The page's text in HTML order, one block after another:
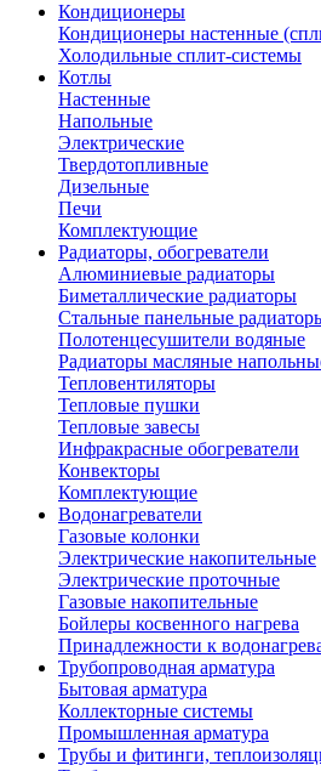
Кондиционеры
Кондиционеры настенные
Холодильные сплит-системы
Котлы
Настенные
Напольные
Электрические
Твердотопливные
Дизельные
Печи
Комплектующие
Радиаторы, обогреватели
Алюминиевые радиаторы
Биметаллические радиаторы
Стальные панельные
Полотенцесушители водяные
Радиаторы масляные
Тепловентиляторы
Тепловые пушки
Тепловые завесы
Инфракрасные обогреватели
Конвекторы
Комплектующие
Водонагреватели
Газовые колонки
Электрические накопительные
Электрические проточные
Газовые накопительные
Бойлеры косвенного нагрева
Принадлежности к
Трубопроводная арматура
Бытовая арматура
Коллекторные системы
Промышленная арматура
Трубы и фитинги,